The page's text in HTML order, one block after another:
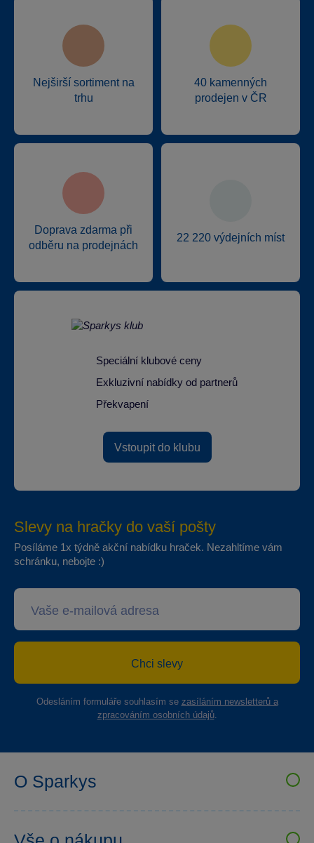
Nejširší sortiment na
trhu
40 kamenných
prodejen v ČR
Doprava zdarma při
odběru na prodejnách
22 220 výdejních míst
Speciální klubové ceny
Exkluzivní nabídky od partnerů
Překvapení
Vstoupit do klubu
Slevy na hračky do vaší pošty
Posíláme 1x týdně akční nabídku hraček. Nezahltíme vám
schránku, nebojte :)
Chci slevy
Odesláním formuláře souhlasím se zasíláním newsletterů a
zpracováním osobních údajů.
O Sparkys